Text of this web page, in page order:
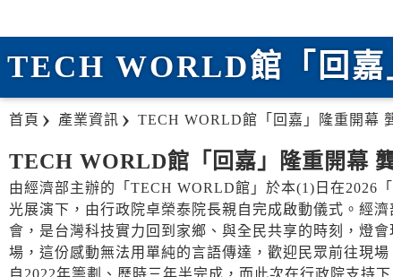
TECH WORLD館「回嘉
首頁 產業資訊 TECH WORLD館「回嘉」隆重開幕
TECH WORLD館「回嘉」隆重開幕
由經濟部主辦的「TECH WORLD館」於本(1)日在2026
光展演下，由行政院卓榮泰院長親自完成啟動儀式。經
會，是台灣科技實力回到家鄉、與全民共享的時刻，燈
場，這份感動無法用單純的言語傳達，歡迎民眾前往現
自2022年籌劃、歷時三年半完成，而此次在行政院支持